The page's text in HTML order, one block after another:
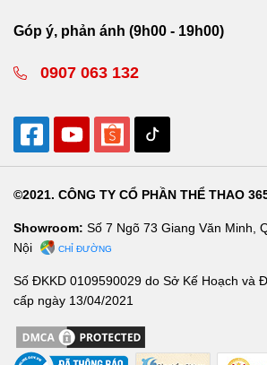
Góp ý, phản ánh (9h00 - 19h00)
0907 063 132
©2021. CÔNG TY CỔ PHẦN THỂ THAO
Showroom: Số 7 Ngõ 73 Giang Văn Minh,
Nội
CHỈ ĐƯỜNG
Số ĐKKD 0109590029 do Sở Kế Hoạch và
cấp ngày 13/04/2021